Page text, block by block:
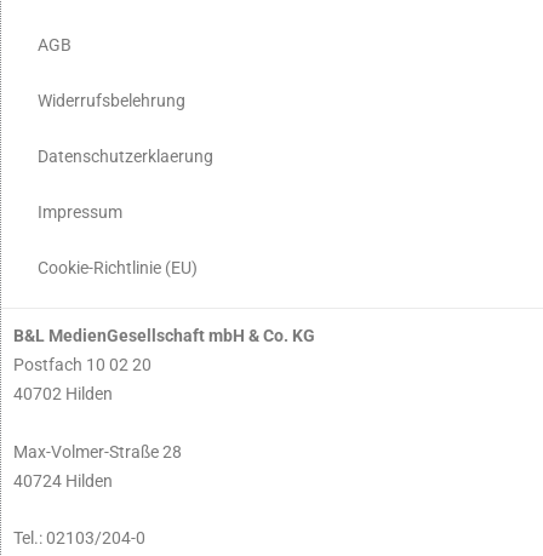
AGB
Widerrufsbelehrung
Datenschutzerklaerung
Impressum
Cookie-Richtlinie (EU)
B&L MedienGesellschaft mbH & Co. KG
Postfach 10 02 20
40702 Hilden
Max-Volmer-Straße 28
40724 Hilden
Tel.: 02103/204-0